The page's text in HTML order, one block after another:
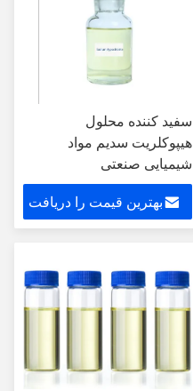
سفید کننده محلول
هیپوکلریت سدیم مواد
شیمیایی صنعتی
بهترین قیمت را دریافت